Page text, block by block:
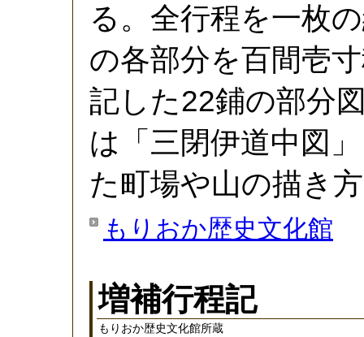
る。全行程を一枚
の各部分を百間壱
記した22鋪の部分
は「三閉伊道中図
た町場や山の描き
もりおか歴史文化館
増補行程記
もりおか歴史文化館所蔵